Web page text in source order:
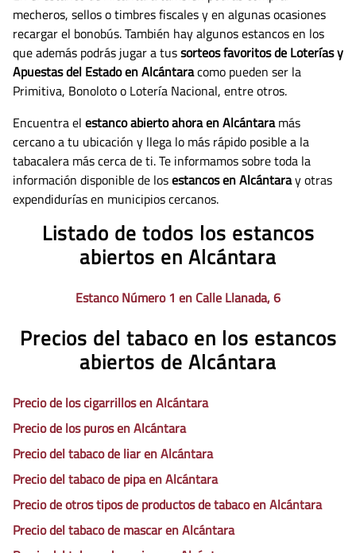
mecheros, sellos o timbres fiscales y en algunas ocasiones
recargar el bonobús. También hay algunos estancos en los
que además podrás jugar a tussorteos favoritos de Loterías y
Apuestas del Estado en Alcántaracomo pueden ser la
Primitiva, Bonoloto o Lotería Nacional, entre otros.
Encuentra el estanco abierto ahora en Alcántaramás
cercano a tu ubicación y llega lo más rápido posible a la
tabacalera más cerca de ti. Te informamos sobre toda la
información disponible de losestancos en Alcántaray otras
expendidurías en municipios cercanos.
Listado de todos los estancos
abiertos en Alcántara
Estanco Número 1 en Calle Llanada, 6
Precios del tabaco en los estancos
abiertos de Alcántara
Precio de los cigarrillos en Alcántara
Precio de los puros en Alcántara
Precio del tabaco de liar en Alcántara
Precio del tabaco de pipa en Alcántara
Precio de otros tipos de productos de tabaco en Alcántara
Precio del tabaco de mascar en Alcántara